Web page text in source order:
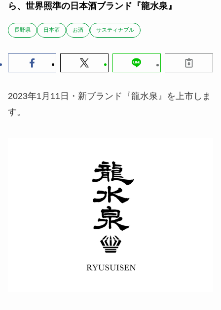
ら、世界照準の日本酒ブランド『龍水泉』
長野県 日本酒 お酒 サスティナブル
2023年1月11日・新ブランド『龍水泉』を上市しま
す。